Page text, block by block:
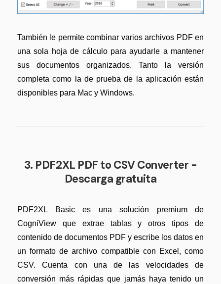
También le permite combinar varios archivos PDF en
una sola hoja de cálculo para ayudarle a mantener
sus documentos organizados. Tanto la versión
completa como la de prueba de la aplicación están
disponibles para Mac y Windows.
3. PDF2XL PDF to CSV Converter -
Descarga gratuita
PDF2XL Basic es una solución premium de
CogniView que extrae tablas y otros tipos de
contenido de documentos PDF y escribe los datos en
un formato de archivo compatible con Excel, como
CSV. Cuenta con una de las velocidades de
conversión más rápidas que jamás haya tenido un